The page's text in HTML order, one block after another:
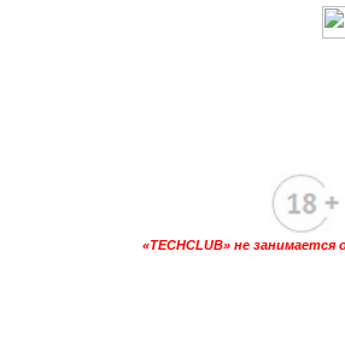
«TECHCLUB» не